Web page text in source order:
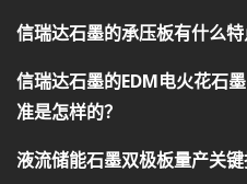
信瑞达石墨的承压板有什么特
信瑞达石墨的EDM电火花石
准是怎样的？
液流储能石墨双极板量产关